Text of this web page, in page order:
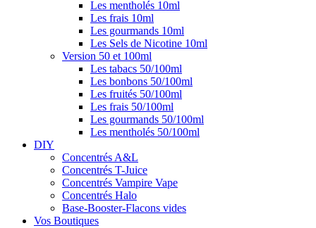
Les mentholés 10ml
Les frais 10ml
Les gourmands 10ml
Les Sels de Nicotine 10ml
Version 50 et 100ml
Les tabacs 50/100ml
Les bonbons 50/100ml
Les fruités 50/100ml
Les frais 50/100ml
Les gourmands 50/100ml
Les mentholés 50/100ml
DIY
Concentrés A&L
Concentrés T-Juice
Concentrés Vampire Vape
Concentrés Halo
Base-Booster-Flacons vides
Vos Boutiques